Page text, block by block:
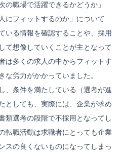
の職場で活躍できるかどうか」
にフィットするのか」について
いる情報を確認することや、採用
て想像していくことが主となって
は多くの求人の中からフィットす
な労力がかかっていました。
、条件を満たしている（選考が進
としても、実際には、企業が求め
類選考の段階で不採用となってし
転職活動は求職者にとっても企業
スの良くないものになってしまっ